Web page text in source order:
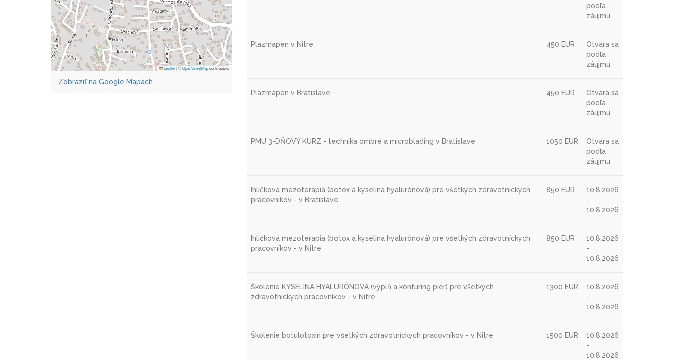
podľa
záujmu
Plazmapen v Nitre 450 EUR
Otvára sa
podľa
záujmu
Plazmapen v Bratislave 450 EUR
Otvára sa
podľa
záujmu
PMU 3-DŇOVÝ KURZ - technika ombré a microblading v Bratislave 1050 EUR
Otvára sa
podľa
záujmu
Ihličková mezoterapia (botox a kyselina hyalurónová) pre všetkých zdravotníckych
pracovníkov - v Bratislave
850 EUR
10.8.2026
-
10.8.2026
Ihličková mezoterapia (botox a kyselina hyalurónová) pre všetkých zdravotníckych
pracovníkov - v Nitre
850 EUR
10.8.2026
-
10.8.2026
Školenie KYSELINA HYALURÓNOVÁ (výplň a konturing pier) pre všetkých
zdravotníckych pracovníkov - v Nitre
1300 EUR
10.8.2026
-
10.8.2026
Školenie botulotoxin pre všetkých zdravotníckych pracovníkov - v Nitre 1500 EUR
10.8.2026
-
10.8.2026
Leaflet|©OpenStreetMapcontributors
Zobraziť na Google Mapách